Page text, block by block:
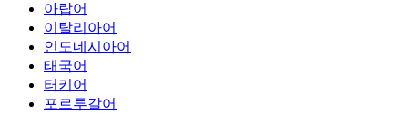
아랍어
이탈리아어
인도네시아어
태국어
터키어
포르투갈어